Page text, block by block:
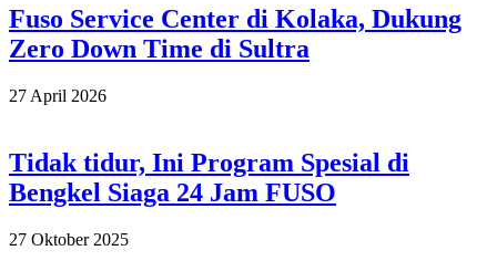
Fuso Service Center di Kolaka, Dukung
Zero Down Time di Sultra
2026-
27 April 2026
Tidak tidur, Ini Program Spesial di
Bengkel Siaga 24 Jam FUSO
2025-
27 Oktober 2025